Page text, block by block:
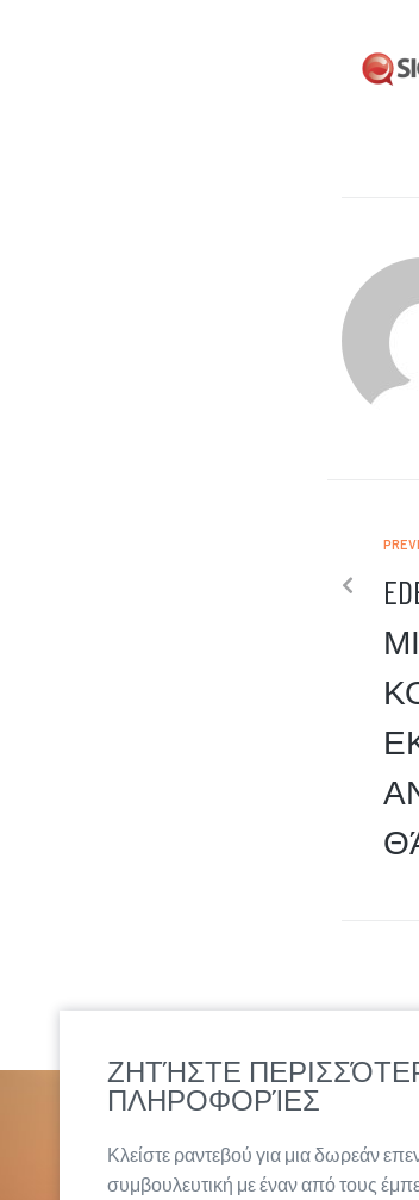
ΖΗΤΉΣΤΕ
ΠΛΗΡΟΦΟΡΊΕΣ
Κλείστε ραντεβού για μια δωρεάν
συμβουλευτική με έναν από τους